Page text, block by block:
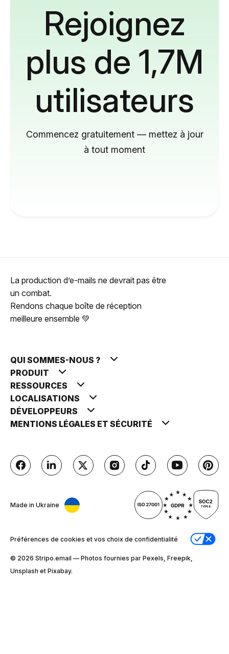
Rejoignez
plus de 1,7M
utilisateurs
Commencez gratuitement — mettez à jour
à tout moment
La production d’e-mails ne devrait pas être
un combat.
Rendons chaque boîte de réception
meilleure ensemble 💚
QUI SOMMES-NOUS ?
PRODUIT
RESSOURCES
LOCALISATIONS
DÉVELOPPEURS
MENTIONS LÉGALES ET SÉCURITÉ
Made in Ukraine
Préférences de cookies et vos choix de confidentialité
© 2026 Stripо.email — Photos fournies par Pexels, Freepik,
Unsplash et Pixabay.